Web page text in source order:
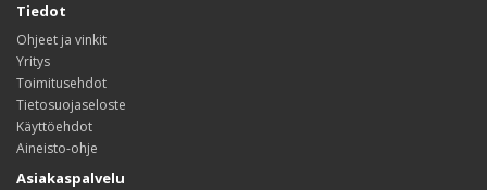
Tiedot
Ohjeet ja vinkit
Yritys
Toimitusehdot
Tietosuojaseloste
Käyttöehdot
Aineisto-ohje
Asiakaspalvelu